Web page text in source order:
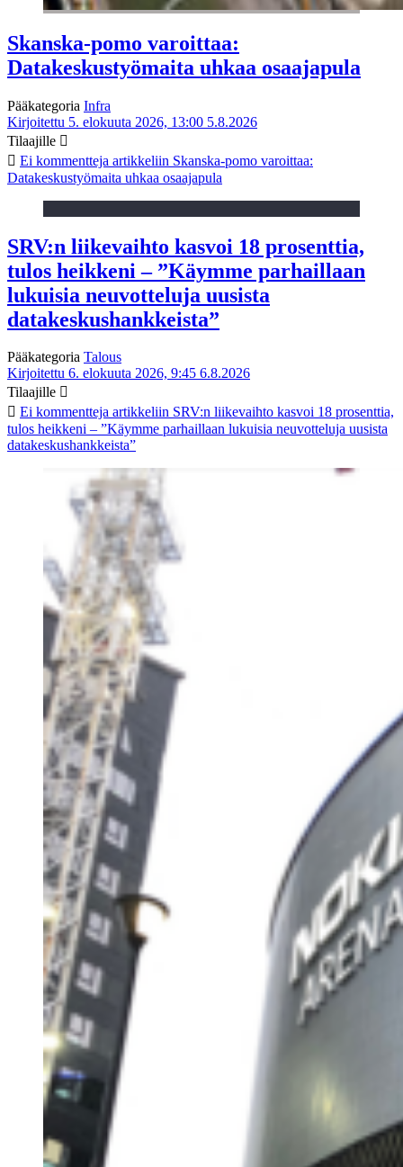
Skanska-pomo varoittaa:
Datakeskustyömaita uhkaa osaajapula
Pääkategoria Infra
Kirjoitettu 5. elokuuta 2026, 13:00 5.8.2026
Tilaajille
Ei kommentteja artikkeliin Skanska-pomo varoittaa:
Datakeskustyömaita uhkaa osaajapula
SRV:n liikevaihto kasvoi 18 prosenttia,
tulos heikkeni – ”Käymme parhaillaan
lukuisia neuvotteluja uusista
datakeskushankkeista”
Pääkategoria Talous
Kirjoitettu 6. elokuuta 2026, 9:45 6.8.2026
Tilaajille
Ei kommentteja artikkeliin SRV:n liikevaihto kasvoi 18 prosenttia,
tulos heikkeni – ”Käymme parhaillaan lukuisia neuvotteluja uusista
datakeskushankkeista”